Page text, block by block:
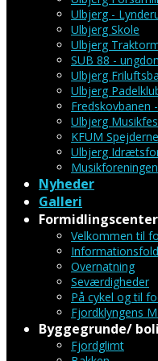
Ulbjerg -
Ulbjerg Skole
Ulbjerg
SUB 88 -
Ulbjerg
Ulbjerg
Fredskovbanen
Ulbjerg
KFUM
Ulbjerg
Nyheder
Galleri
Formidlingscenter
Velkommen til
Overnatning
Seværdigheder
På cykel og til
Fjordklyngens
Byggegrunde/
Fjordglimt